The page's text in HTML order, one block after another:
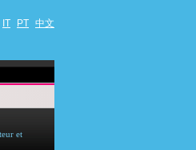
IT PT 中文
et